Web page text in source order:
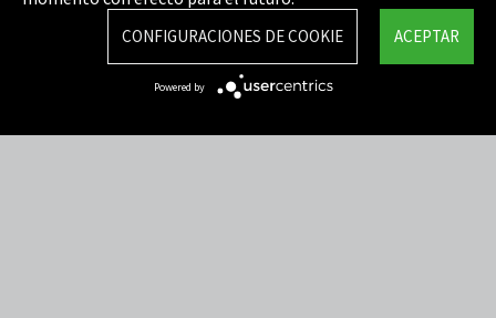
Mapa del sitio
Integrity Line
ACEPTAR
CONFIGURACIONES DE COOKIE
Powered by